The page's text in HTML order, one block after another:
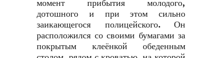
момент прибытия молодого,
дотошного и при этом сильно
заикающегося полицейского. Он
расположился со своими бумагами за
покрытым клеёнкой обеденным